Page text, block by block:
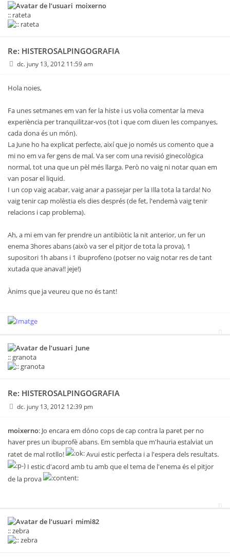
moixerno
:: rateta
Re: HISTEROSALPINGOGRAFIA
dc. juny 13, 2012 11:59 am
Hola noies,
Fa unes setmanes em van fer la histe i us volia comentar la meva
experiència per tranquilitzar-vos (tot i que com diuen les companyes,
cada dona és un món).
La June ho ha explicat perfecte, així que jo només us comento que a
mi no em va fer gens de mal. Va ser com una revisió ginecològica
normal, tot una que un pèl més llarga. Però no vaig ni notar quan em
van posar el liquid.
I un cop vaig acabar, vaig anar a passejar per la Illa tota la tarda! No
vaig tenir cap molèstia els dies després (de fet, l'endemà vaig tenir
relacions i cap problema).
Ah, a mi em van fer prendre un antibiòtic la nit anterior, un fer un
enema 3hores abans (això va ser el pitjor de tota la prova), 1
supositori 1h abans i 1 ibuprofeno (potser no vaig notar res de tant
xutada que anava!! jeje!)
Ànims que ja veureu que no és tant!
June
:: granota
Re: HISTEROSALPINGOGRAFIA
dc. juny 13, 2012 12:39 pm
moixerno: Jo encara em dóno cops de cap contra la paret per no
haver pres un ibuprofè abans. Em sembla que m'hauria estalviat un
ratet de mal rotllo!
Avui estic perfecta i a l'espera dels resultats.
I estic d'acord amb tu amb que el tema de l'enema és el pitjor
de la prova
mimi82
:: zebra